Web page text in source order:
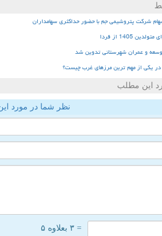
شرکت پتروشیمی جم با حضور حداکثری سهامداران
و عمران شهرستانی تدوین شد
در یکی از مهم ترین مرزهای غرب چیست؟
این مطلب
نظر شما در مورد
= ۳ بعلاوه ۵